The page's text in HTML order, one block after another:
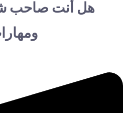
هل أنت صاحب